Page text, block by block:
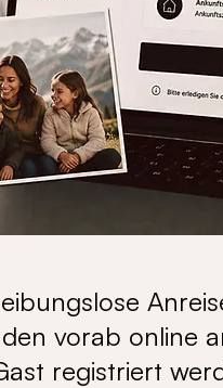
vorab online
registriert